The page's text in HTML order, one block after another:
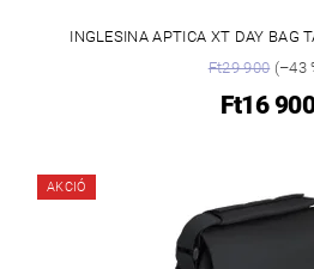
INGLESINA APTICA XT DAY BAG
Ft29 900(–43
Ft16
AKCIÓ